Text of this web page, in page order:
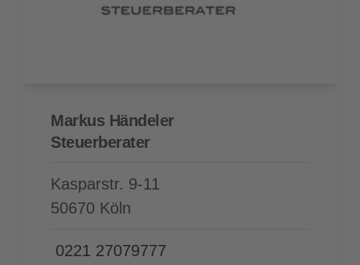
Markus Händeler
Steuer­berater
Kasparstr. 9-11
50670 Köln
0221 27079777